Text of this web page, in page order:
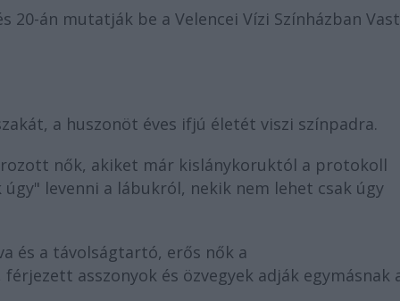
20-án mutatják be a Velencei Vízi Színházban
a huszonöt éves ifjú életét viszi színpadra.
nők, akiket már kislánykoruktól a protokoll
levenni a lábukról, nekik nem lehet csak úgy
és a távolságtartó, erős nők a
asszonyok és özvegyek adják egymásnak